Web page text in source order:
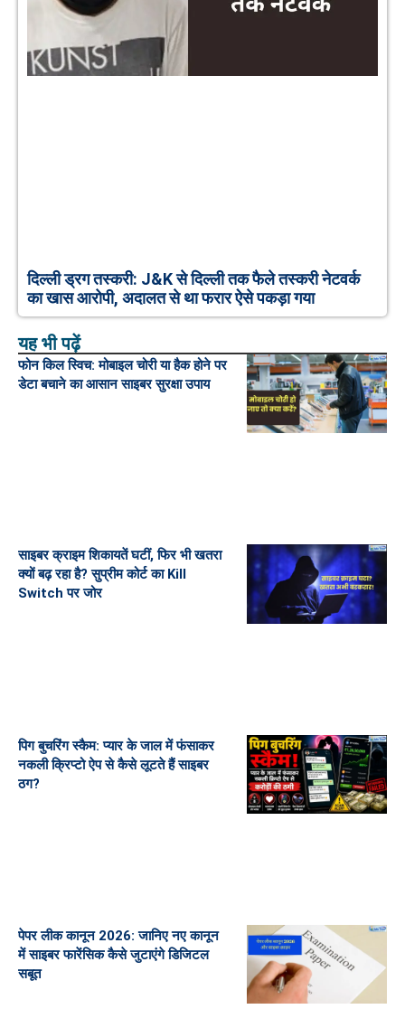
दिल्ली ड्रग तस्करी: J&K से दिल्ली तक फैले तस्करी नेटवर्क
का खास आरोपी, अदालत से था फरार ऐसे पकड़ा गया
यह भी पढ़ें
फोन किल स्विच: मोबाइल चोरी या हैक होने पर
डेटा बचाने का आसान साइबर सुरक्षा उपाय
साइबर क्राइम शिकायतें घटीं, फिर भी खतरा
क्यों बढ़ रहा है? सुप्रीम कोर्ट का Kill
Switch पर जोर
पिग बुचरिंग स्कैम: प्यार के जाल में फंसाकर
नकली क्रिप्टो ऐप से कैसे लूटते हैं साइबर
ठग?
पेपर लीक कानून 2026: जानिए नए कानून
में साइबर फारेंसिक कैसे जुटाएंगे डिजिटल
सबूत